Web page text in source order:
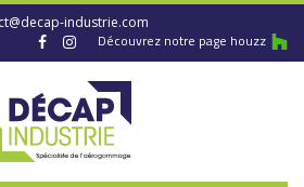
industrie.com
Découvrez notre page houzz